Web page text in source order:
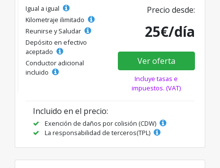
Igual a igual
Kilometraje ilimitado
Reunirse y Saludar
Depósito en efectivo
aceptado
Conductor adicional
incluido
Precio desde:
25€/día
Ver oferta
Incluye tasas e
impuestos. (VAT)
Incluido en el precio:
Exención de daños por colisión (CDW)
La responsabilidad de terceros(TPL)